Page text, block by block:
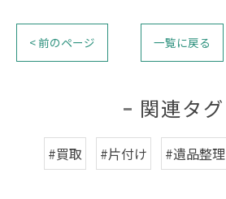
< 前のページ 一覧に戻る
関連タグ
#買取 #片付け #遺品整理